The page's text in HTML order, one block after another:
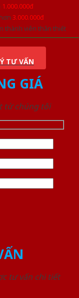
1.000.000đ
3.000.000đ
thành viên thân thiết
TƯ VẤN
GIÁ
từ chúng tôi
tư vấn chi tiết